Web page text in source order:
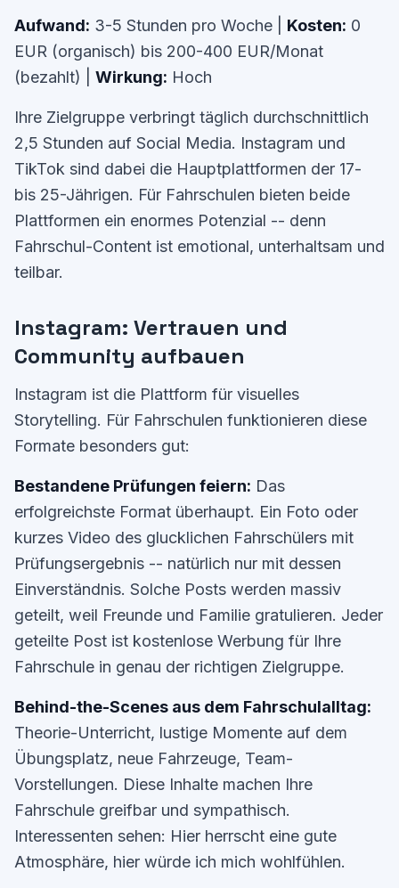
Aufwand: 3-5 Stunden pro Woche | Kosten: 0
EUR (organisch) bis 200-400 EUR/Monat
(bezahlt) | Wirkung: Hoch
Ihre Zielgruppe verbringt täglich durchschnittlich
2,5 Stunden auf Social Media. Instagram und
TikTok sind dabei die Hauptplattformen der 17-
bis 25-Jährigen. Für Fahrschulen bieten beide
Plattformen ein enormes Potenzial -- denn
Fahrschul-Content ist emotional, unterhaltsam und
teilbar.
Instagram: Vertrauen und
Community aufbauen
Instagram ist die Plattform für visuelles
Storytelling. Für Fahrschulen funktionieren diese
Formate besonders gut:
Bestandene Prüfungen feiern: Das
erfolgreichste Format überhaupt. Ein Foto oder
kurzes Video des glucklichen Fahrschülers mit
Prüfungsergebnis -- natürlich nur mit dessen
Einverständnis. Solche Posts werden massiv
geteilt, weil Freunde und Familie gratulieren. Jeder
geteilte Post ist kostenlose Werbung für Ihre
Fahrschule in genau der richtigen Zielgruppe.
Behind-the-Scenes aus dem Fahrschulalltag:
Theorie-Unterricht, lustige Momente auf dem
Übungsplatz, neue Fahrzeuge, Team-
Vorstellungen. Diese Inhalte machen Ihre
Fahrschule greifbar und sympathisch.
Interessenten sehen: Hier herrscht eine gute
Atmosphäre, hier würde ich mich wohlfühlen.